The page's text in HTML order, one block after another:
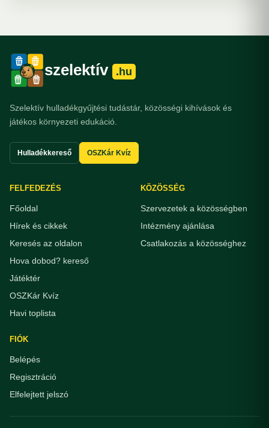
szelektív .hu
Szelektív hulladékgyűjtési tudástár, közösségi kihívások és
játékos környezeti edukáció.
Hulladékkereső OSZKár Kvíz
FELFEDEZÉS
Főoldal
Hírek és cikkek
Keresés az oldalon
Hova dobod? kereső
Játéktér
OSZKár Kvíz
Havi toplista
KÖZÖSSÉG
Szervezetek a közösségben
Intézmény ajánlása
Csatlakozás a közösséghez
FIÓK
Belépés
Regisztráció
Elfelejtett jelszó